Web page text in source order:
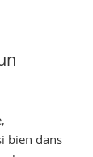
bien dans